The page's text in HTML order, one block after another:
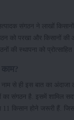
उत्पादक संगठन ने लाखों
को परखा और किसानों की
की स्थापना को प्रोत्साहित
से ही इस बात का अंदाजा
का संगठन है. इसमें शामिल
किसान होने जरूरी हैं.